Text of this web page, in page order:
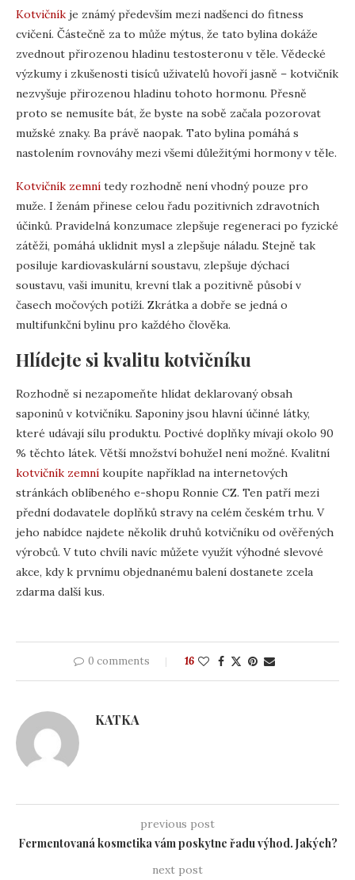
Kotvičník je známý především mezi nadšenci do fitness
cvičení. Částečně za to může mýtus, že tato bylina dokáže
zvednout přirozenou hladinu testosteronu v těle. Vědecké
výzkumy i zkušenosti tisíců uživatelů hovoří jasně – kotvičník
nezvyšuje přirozenou hladinu tohoto hormonu. Přesně
proto se nemusíte bát, že byste na sobě začala pozorovat
mužské znaky. Ba právě naopak. Tato bylina pomáhá s
nastolením rovnováhy mezi všemi důležitými hormony v těle.
Kotvičník zemní tedy rozhodně není vhodný pouze pro
muže. I ženám přinese celou řadu pozitivních zdravotních
účinků. Pravidelná konzumace zlepšuje regeneraci po fyzické
zátěži, pomáhá uklidnit mysl a zlepšuje náladu. Stejně tak
posiluje kardiovaskulární soustavu, zlepšuje dýchací
soustavu, vaši imunitu, krevní tlak a pozitivně působí v
časech močových potíží. Zkrátka a dobře se jedná o
multifunkční bylinu pro každého člověka.
Hlídejte si kvalitu kotvičníku
Rozhodně si nezapomeňte hlídat deklarovaný obsah
saponinů v kotvičníku. Saponiny jsou hlavní účinné látky,
které udávají sílu produktu. Poctivé doplňky mívají okolo 90
% těchto látek. Větší množství bohužel není možné. Kvalitní
kotvičník zemní koupíte například na internetových
stránkách oblíbeného e-shopu Ronnie CZ. Ten patří mezi
přední dodavatele doplňků stravy na celém českém trhu. V
jeho nabídce najdete několik druhů kotvičníku od ověřených
výrobců. V tuto chvíli navíc můžete využít výhodné slevové
akce, kdy k prvnímu objednanému balení dostanete zcela
zdarma další kus.
0 comments 16
KATKA
previous post
Fermentovaná kosmetika vám poskytne řadu výhod. Jakých?
next post